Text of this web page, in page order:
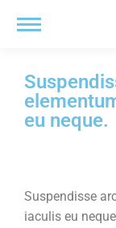
eu neque.
Suspendisse
iaculis eu